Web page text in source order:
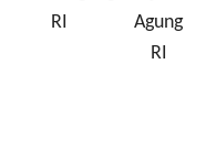
RI
Agung
RI